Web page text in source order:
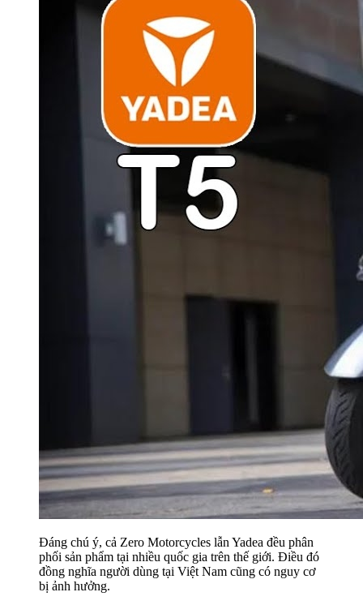
Đáng chú ý, cả Zero Motorcycles lẫn Yadea đều phân
phối sản phẩm tại nhiều quốc gia trên thế giới. Điều đó
đồng nghĩa người dùng tại Việt Nam cũng có nguy cơ
bị ảnh hưởng.